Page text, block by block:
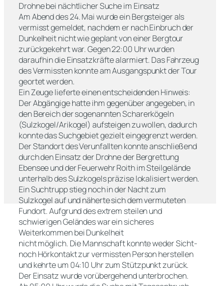
Drohne bei nächtlicher Suche im Einsatz
Am Abend des 24. Mai wurde ein Bergsteiger als
vermisst gemeldet, nachdem er nach Einbruch der
Dunkelheit nicht wie geplant von einer Bergtour
zurückgekehrt war. Gegen 22:00 Uhr wurden
daraufhin die Einsatzkräfte alarmiert. Das Fahrzeug
des Vermissten konnte am Ausgangspunkt der Tour
geortet werden.
Ein Zeuge lieferte einen entscheidenden Hinweis:
Der Abgängige hatte ihm gegenüber angegeben, in
den Bereich der sogenannten Scharerkögeln
(Sulzkogel/Arikogel) aufsteigen zu wollen, dadurch
konnte das Suchgebiet gezielt eingegrenzt werden.
Der Standort des Verunfallten konnte anschließend
durch den Einsatz der Drohne der Bergrettung
Ebensee und der Feuerwehr Roith im Steilgelände
unterhalb des Sulzkogels präzise lokalisiert werden.
Ein Suchtrupp stieg noch in der Nacht zum
Sulzkogel auf und näherte sich dem vermuteten
Fundort. Aufgrund des extrem steilen und
schwierigen Geländes war ein sicheres
Weiterkommen bei Dunkelheit
nicht möglich. Die Mannschaft konnte weder Sicht-
noch Hörkontakt zur vermissten Person herstellen
und kehrte um 04:10 Uhr zum Stützpunkt zurück.
Der Einsatz wurde vorübergehend unterbrochen.